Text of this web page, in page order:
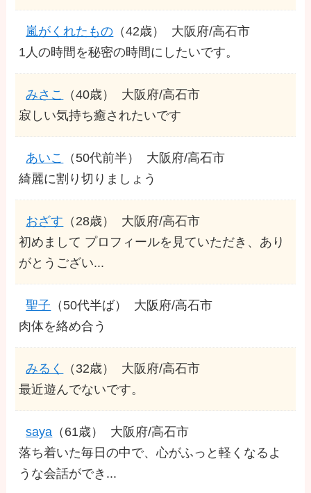
嵐がくれたもの （42歳）
大阪府/高石市
1人の時間を秘密の時間にしたいです。
みさこ （40歳）
大阪府/高石市
寂しい気持ち癒されたいです
あいこ （50代前半）
大阪府/高石市
綺麗に割り切りましょう
おざす （28歳）
大阪府/高石市
初めまして プロフィールを見ていただき、あり
がとうござい...
聖子 （50代半ば）
大阪府/高石市
肉体を絡め合う
みるく （32歳）
大阪府/高石市
最近遊んでないです。
saya （61歳）
大阪府/高石市
落ち着いた毎日の中で、心がふっと軽くなるよ
うな会話ができ...